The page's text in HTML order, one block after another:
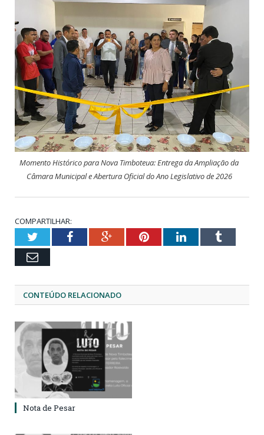
Momento Histórico para Nova Timboteua: Entrega da Ampliação da
Câmara Municipal e Abertura Oficial do Ano Legislativo de 2026
COMPARTILHAR:
TwitterFacebookGoogle+PinterestLinkedInTumblr
Email
CONTEÚDO RELACIONADO
Nota de Pesar